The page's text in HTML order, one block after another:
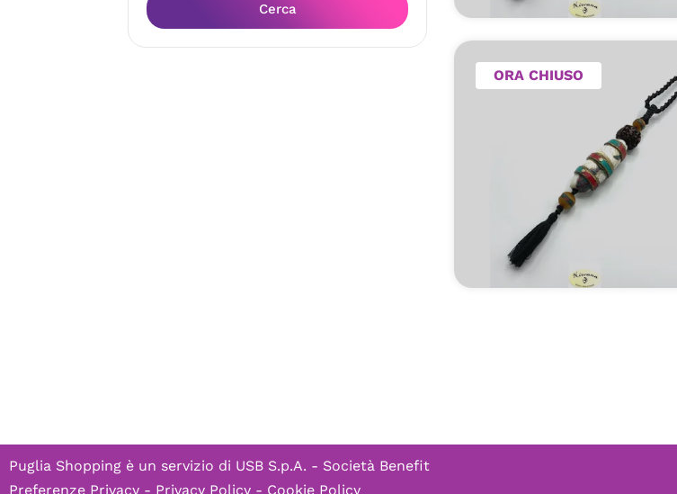
Cerca
ORA CHIUSO
Puglia Shopping è un servizio di USB S.p.A. - Società Benefit
Preferenze Privacy - Privacy Policy - Cookie Policy